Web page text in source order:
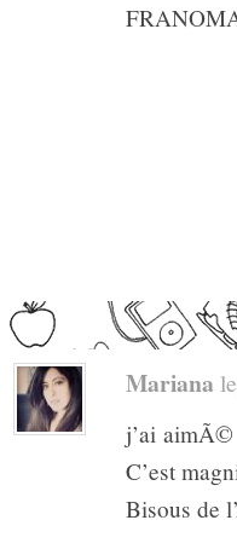
Mariana
j’ai
C’est
Bisous de